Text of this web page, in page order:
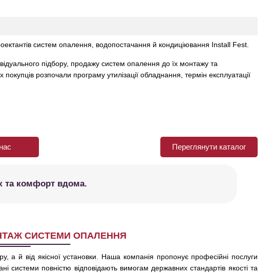
систем опалення, водопостачання й кондиціювання Install Fest.
підбору, продажу систем опалення до їх монтажу та
розпочали програму утилізації обладнання, термін експлуатації
Переглянути каталог
та комфорт вдома.
СИСТЕМИ ОПАЛЕННЯ
а й від якісної установки. Наша компанія пропонує професійні послуги
повністю відповідають вимогам державних стандартів якості та